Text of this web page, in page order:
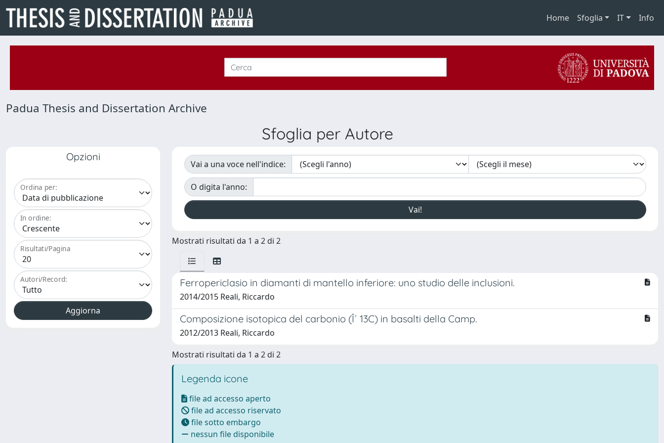
Home Sfoglia IT Info
Padua Thesis and Dissertation Archive
Sfoglia per Autore
Opzioni
Ordina per:
In ordine:
Risultati/Pagina
Autori/Record:
Vai a una voce nell'indice:
O digita l'anno:
Mostrati risultati da 1 a 2 di 2
Ferropericlasio in diamanti di mantello inferiore: uno studio delle inclusioni.
2014/2015 Reali, Riccardo
Composizione isotopica del carbonio (Î´ 13C) in basalti della Camp.
2012/2013 Reali, Riccardo
Mostrati risultati da 1 a 2 di 2
Legenda icone
file ad accesso aperto
file ad accesso riservato
file sotto embargo
nessun file disponibile